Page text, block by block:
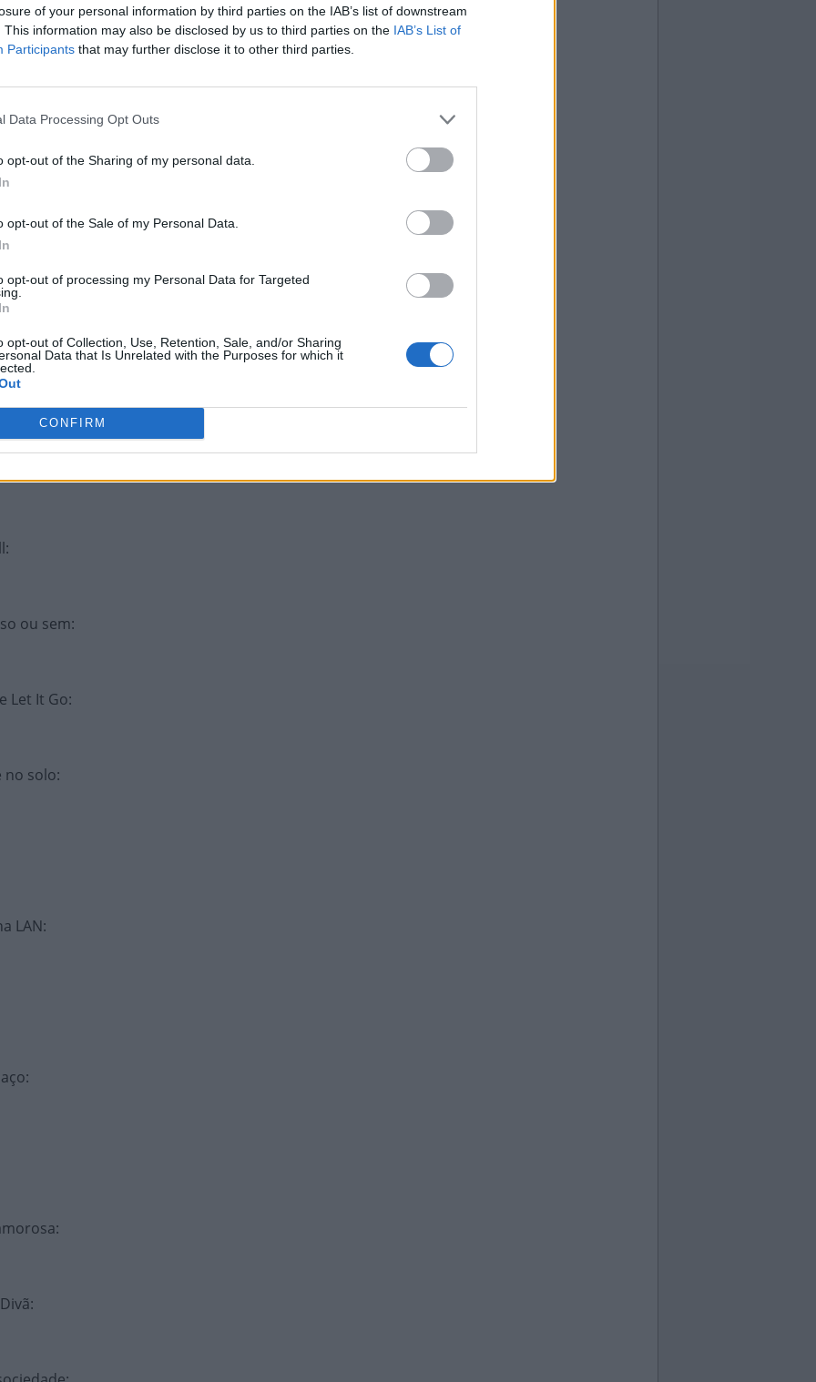
of your personal information by third parties on the IAB’s list of downstream
This information may also be disclosed by us to third parties on the IAB’s List of
Participants that may further disclose it to other third parties.
Data Processing Opt Outs
opt-out of the Sharing of my personal data.
opt-out of the Sale of my Personal Data.
opt-out of processing my Personal Data for Targeted
opt-out of Collection, Use, Retention, Sale, and/or Sharing
Data that Is Unrelated with the Purposes for which it
CONFIRM
críticos:
:
(ing.)
:
ou sem:
Let It Go:
no solo:
LAN:
:
:
: